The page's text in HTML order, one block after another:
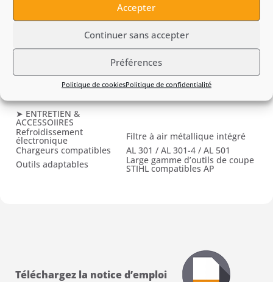
Accepter
Continuer sans accepter
Préférences
Politique de cookiesPolitique de confidentialité
PHYSIQUES & SONORES
Poids (sans batterie)
1,80 m
Niveau de pression
80 dB(A)
acoustique (LwA)
Niveau de vibrations
3,8 / 3,0 m/s²
➤ ENTRETIEN &
ACCESSOIIRES
Refroidissement
électronique
Filtre à air métallique intégré
Chargeurs compatibles
AL 301 / AL 301-4 / AL 501
Outils adaptables
Large gamme d’outils de coupe
STIHL compatibles AP
Téléchargez la notice d’emploi